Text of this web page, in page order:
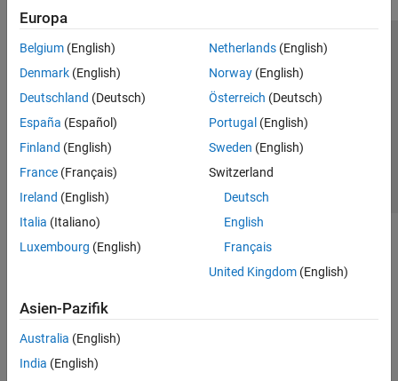
Europa
Belgium (English)
Denmark (English)
Deutschland (Deutsch)
España (Español)
Finland (English)
France (Français)
Ireland (English)
Italia (Italiano)
Luxembourg (English)
Netherlands(English)
Norway(English)
Österreich (Deutsch)
Portugal (English)
Sweden (English)
Switzerland
Deutsch
English
Français
United Kingdom(English)
Asien-Pazifik
Australia (English)
India (English)
Trust Center
Datenschutz-Richtlinien
Datendiebstahl verhindern
Status von Anwendungen
© 1994-2026 The MathWorks, Inc.
Website auswählen
Deutschland